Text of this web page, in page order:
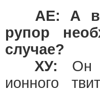
АЕ: А
рупор
случае?
ХУ: Он
ионного